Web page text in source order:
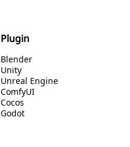
Plugin
Blender
Unity
Unreal Engine
ComfyUI
Cocos
Godot